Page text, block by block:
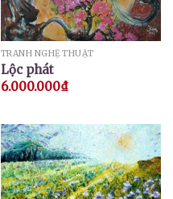
TRANH NGHỆ THUẬT
Lộc phát
6.000.000₫